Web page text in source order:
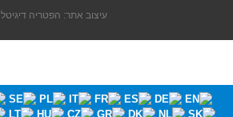
עיצוב אתר: הפטריה דיגיטל